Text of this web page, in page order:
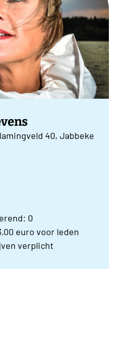
40, Jabbeke
0
euro voor leden
verplicht